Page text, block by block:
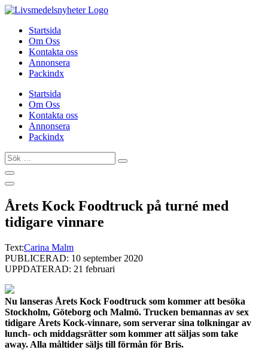
Hoppa
innehållStartsida
Om Oss
Kontakta oss
Annonsera
Packindx
Startsida
Om Oss
Kontakta oss
Annonsera
Packindx
Sök
…
Årets Kock Foodtruck på turné med
tidigare vinnare
Text:Carina Malm
PUBLICERAD: 10 september 2020
UPPDATERAD: 21 februari
Nu lanseras Årets Kock Foodtruck som kommer att besöka
Stockholm, Göteborg och Malmö. Trucken bemannas av sex
tidigare Årets Kock-vinnare, som serverar sina tolkningar av
lunch- och middagsrätter som kommer att säljas som take
away. Alla måltider säljs till förmån för Bris.